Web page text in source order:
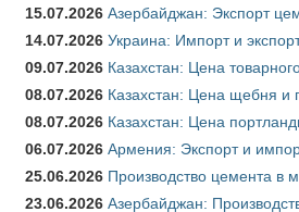
15.07.2026 Азербайджан: Экспорт
14.07.2026 Украина: Импорт и
09.07.2026 Казахстан: Цена
08.07.2026 Казахстан: Цена щебня и
08.07.2026 Казахстан: Цена
06.07.2026 Армения: Экспорт и
25.06.2026 Производство цемента в
23.06.2026 Азербайджан: